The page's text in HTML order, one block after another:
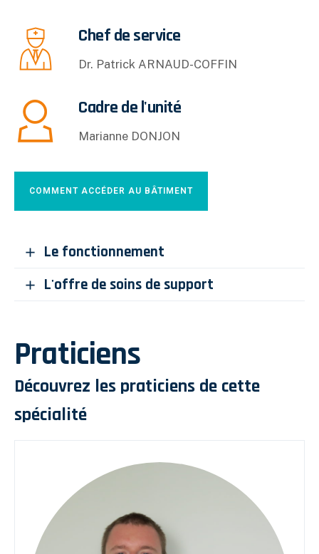
Chef de service
Dr. Patrick ARNAUD-COFFIN
Cadre de l'unité
Marianne DONJON
COMMENT ACCÉDER AU BÂTIMENT
Le fonctionnement
L'offre de soins de support
Praticiens
Découvrez les praticiens de cette
spécialité